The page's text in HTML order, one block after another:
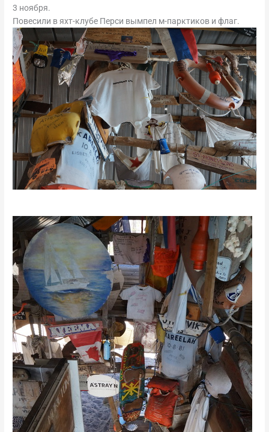
3 ноября.
Повесили в яхт-клубе Перси вымпел м-парктиков и флаг.